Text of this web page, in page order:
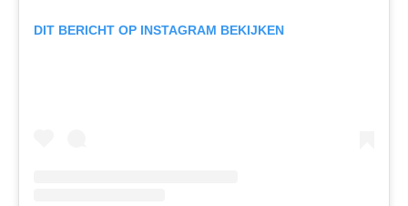
DIT BERICHT OP INSTAGRAM BEKIJKEN